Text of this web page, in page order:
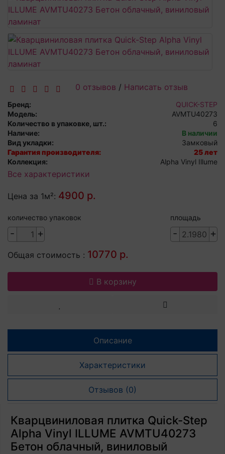
0 отзывов / Написать отзыв
Бренд:
QUICK-STEP
Модель:
AVMTU40273
Количество в упаковке, шт.:
6
Наличие:
В наличии
Вид укладки:
Замковый
Гарантия производителя:
25 лет
Коллекция:
Alpha Vinyl Illume
Все характеристики
Цена за 1м²: 4900 р.
количество упаковок
- +
площадь
- +
Общая стоимость : 10770 р.
В корзину
Описание
Характеристики
Отзывов (0)
Кварцвиниловая плитка Quick-Step
Alpha Vinyl ILLUME AVMTU40273
Бетон облачный, виниловый